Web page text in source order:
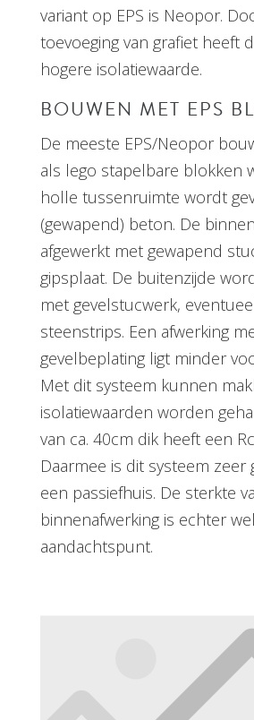
variant op EPS is Neopor.
toevoeging van grafiet heeft
hogere isolatiewaarde.
BOUWEN MET EPS
De meeste EPS/Neopor
als lego stapelbare blokken
holle tussenruimte wordt
(gewapend) beton. De
afgewerkt met gewapend
gipsplaat. De buitenzijde
met gevelstucwerk,
steenstrips. Een afwerking
gevelbeplating ligt minder
Met dit systeem kunnen
isolatiewaarden worden
van ca. 40cm dik heeft een
Daarmee is dit systeem zeer
een passiefhuis. De sterkte
binnenafwerking is echter
aandachtspunt.